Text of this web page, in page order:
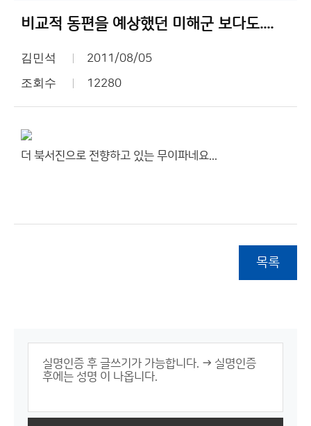
비교적 동편을 예상했던 미해군 보다도....
김민석 2011/08/05
조회수 12280
더 북서진으로 전향하고 있는 무이파네요...
목록